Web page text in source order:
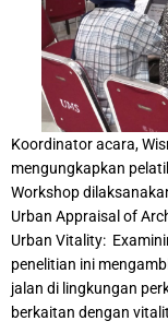
Koordinator acara,
mengungkapkan
Workshop
Urban Appraisal of
Urban Vitality:
penelitian ini
jalan di lingkungan
berkaitan dengan